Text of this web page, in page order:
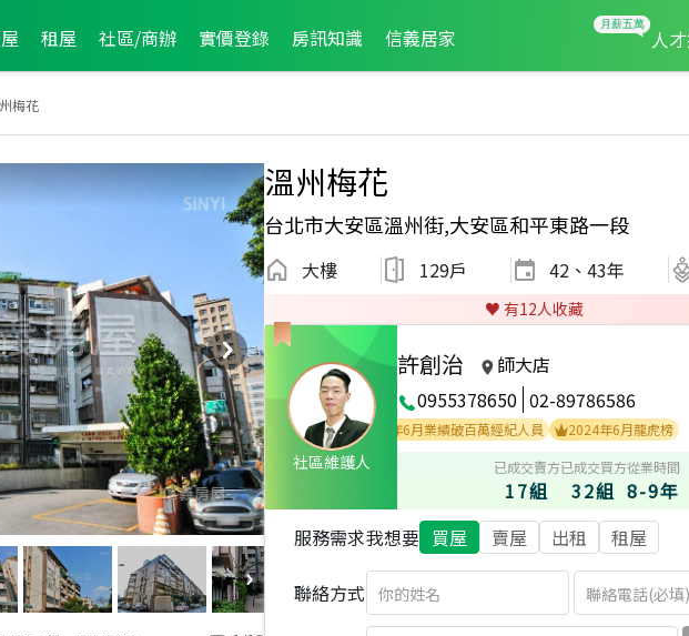
租屋 社區/商辦 實價登錄 房訊知識 信義居家 人
梅花
溫州梅花
台北市大安區溫州街,大安區和平東路一段
大樓 129戶 42、43年
♥️ 有12人收藏
社區維護人
許創治
師大店
0955378650 02-89786586
萬經紀人員 2024年9月業績破百萬經紀人員 2021年6月業績破百萬經紀人員
2024年6月龍虎榜
已成交賣方
17組
已成交買方
32組
從業時間
8-9年
服務需求我想要 買屋 賣屋 出租 租屋
聯絡方式